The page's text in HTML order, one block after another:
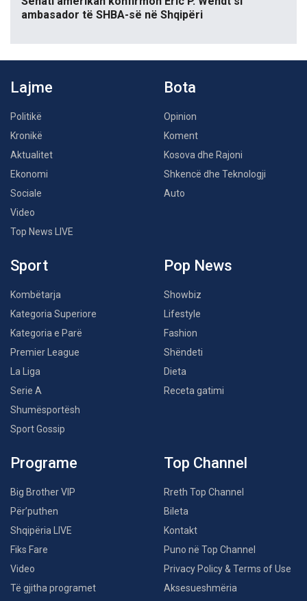
ambasador të SHBA-së në Shqipëri
Lajme
Politikë
Kronikë
Aktualitet
Ekonomi
Sociale
Video
Top News LIVE
Bota
Opinion
Koment
Kosova dhe Rajoni
Shkencë dhe Teknologji
Auto
Sport
Kombëtarja
Kategoria Superiore
Kategoria e Parë
Premier League
La Liga
Serie A
Shumësportësh
Sport Gossip
Pop News
Showbiz
Lifestyle
Fashion
Shëndeti
Dieta
Receta gatimi
Programe
Big Brother VIP
Për’puthen
Shqipëria LIVE
Fiks Fare
Video
Të gjitha programet
Top Channel
Rreth Top Channel
Bileta
Kontakt
Puno në Top Channel
Privacy Policy & Terms of Use
Aksesueshmëria